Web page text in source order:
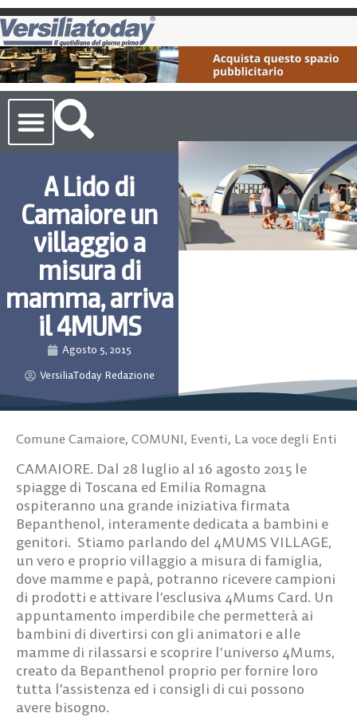
A Lido di
Camaiore un
villaggio a
misura di
mamma, arriva
il 4MUMS
Agosto 5, 2015
VersiliaToday Redazione
Comune Camaiore, COMUNI, Eventi, La voce degli Enti
CAMAIORE. Dal 28 luglio al 16 agosto 2015 le
spiagge di Toscana ed Emilia Romagna
ospiteranno una grande iniziativa firmata
Bepanthenol, interamente dedicata a bambini e
genitori. Stiamo parlando del 4MUMS VILLAGE,
un vero e proprio villaggio a misura di famiglia,
dove mamme e papà, potranno ricevere campioni
di prodotti e attivare l’esclusiva 4Mums Card. Un
appuntamento imperdibile che permetterà ai
bambini di divertirsi con gli animatori e alle
mamme di rilassarsi e scoprire l’universo 4Mums,
creato da Bepanthenol proprio per fornire loro
tutta l’assistenza ed i consigli di cui possono
avere bisogno.